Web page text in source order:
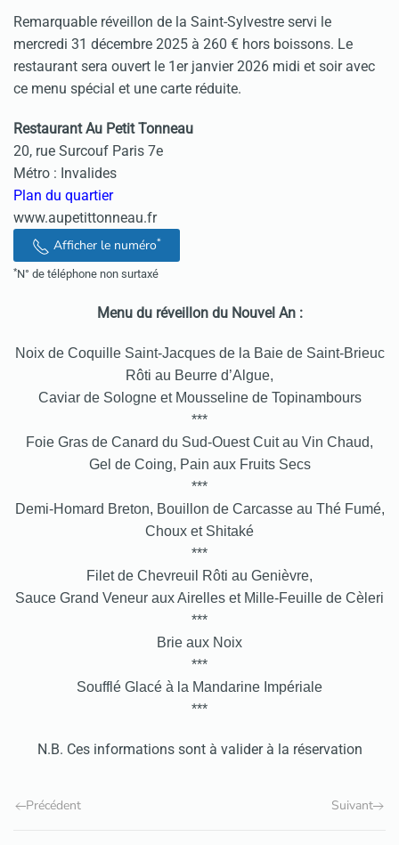
Remarquable réveillon de la Saint-Sylvestre servi le
mercredi 31 décembre 2025 à 260 € hors boissons. Le
restaurant sera ouvert le 1er janvier 2026 midi et soir avec
ce menu spécial et une carte réduite.
Restaurant Au Petit Tonneau
20, rue Surcouf Paris 7e
Métro : Invalides
Plan du quartier
www.aupetittonneau.fr
Afficher le numéro*
*N° de téléphone non surtaxé
Menu du réveillon du Nouvel An :
Noix de Coquille Saint-Jacques de la Baie de Saint-Brieuc
Rôti au Beurre d’Algue,
Caviar de Sologne et Mousseline de Topinambours
***
Foie Gras de Canard du Sud-Ouest Cuit au Vin Chaud,
Gel de Coing, Pain aux Fruits Secs
***
Demi-Homard Breton, Bouillon de Carcasse au Thé Fumé,
Choux et Shitaké
***
Filet de Chevreuil Rôti au Genièvre,
Sauce Grand Veneur aux Airelles et Mille-Feuille de Cèleri
***
Brie aux Noix
***
Soufflé Glacé à la Mandarine Impériale
***
N.B. Ces informations sont à valider à la réservation
Précédent Suivant